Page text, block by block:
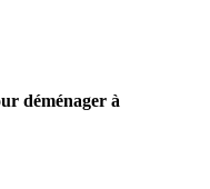
déménager à